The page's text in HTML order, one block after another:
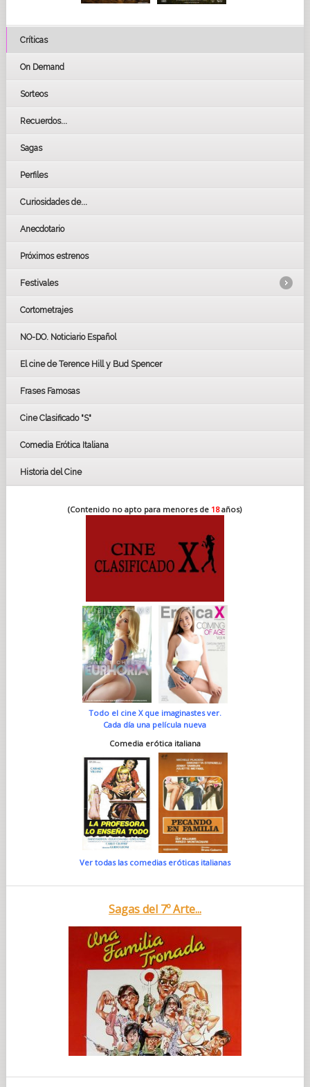
Críticas
On Demand
Sorteos
Recuerdos...
Sagas
Perfiles
Curiosidades de...
Anecdotario
Próximos estrenos
Festivales
LOS OSCARS
GOYAS
BAFTA
Cortometrajes
NO-DO. Noticiario Español
El cine de Terence Hill y Bud Spencer
Frases Famosas
Cine Clasificado "S"
Comedia Erótica Italiana
Historia del Cine
(Contenido no apto para menores de 18años)
Todo el cine X que imaginastes ver.
Cada día una película nueva
Comedia erótica italiana
Ver todas las comedias eróticas italianas
Sagas del 7º Arte...